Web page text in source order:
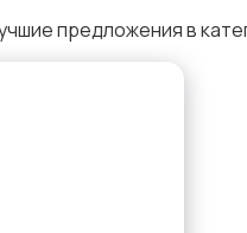
предложения в